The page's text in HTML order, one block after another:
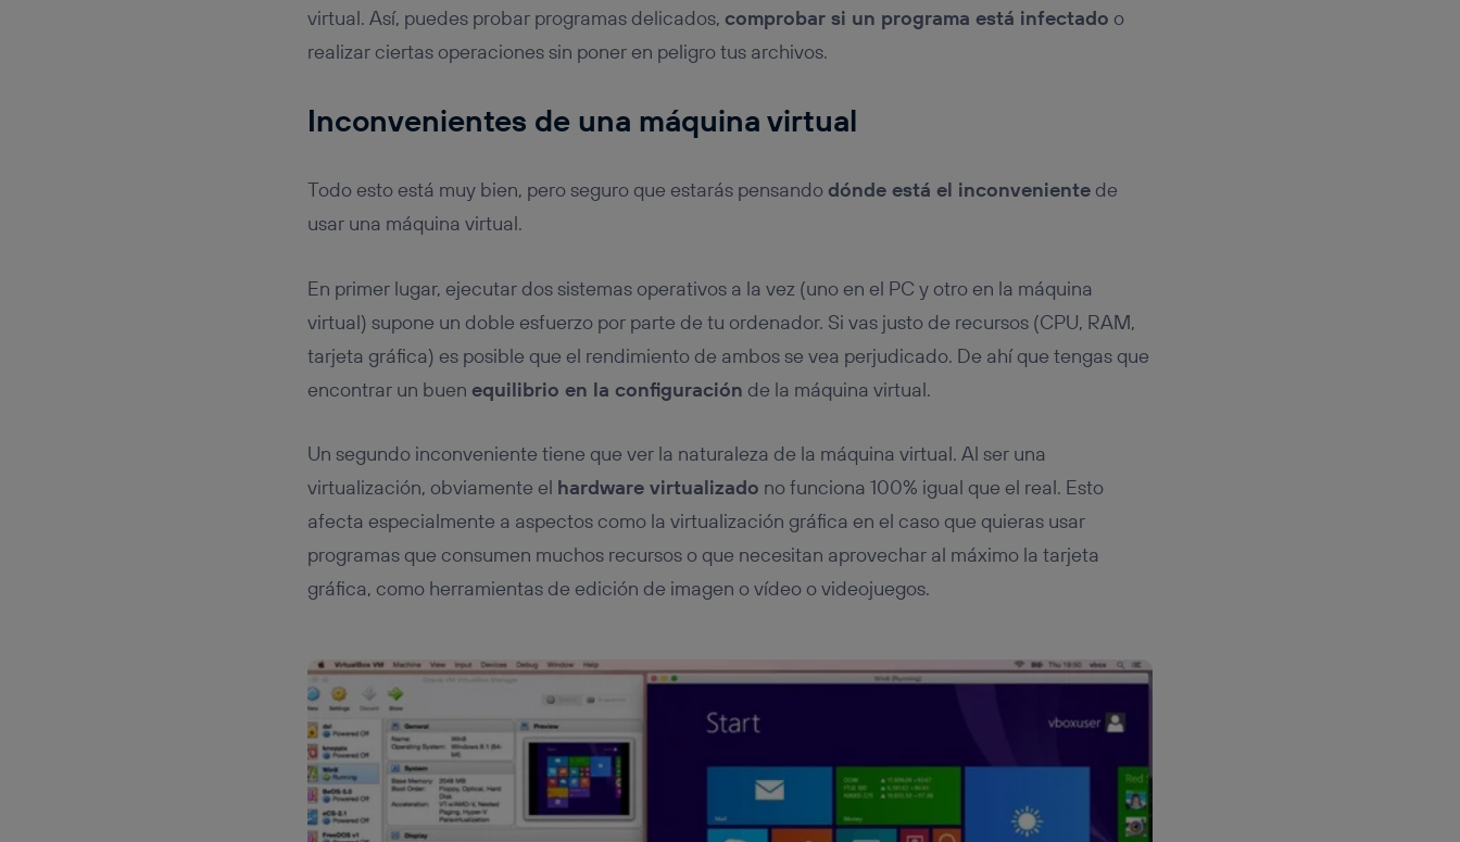
virtual. Así, puedes probar programas delicados, comprobar si un programa está infectado o
realizar ciertas operaciones sin poner en peligro tus archivos.
Inconvenientes de una máquina virtual
Todo esto está muy bien, pero seguro que estarás pensandodónde está el inconvenientede
usar una máquina virtual.
En primer lugar, ejecutar dos sistemas operativos a la vez (uno en el PC y otro en la máquina
virtual) supone un doble esfuerzo por parte de tu ordenador. Si vas justo de recursos (CPU, RAM,
tarjeta gráfica) es posible que el rendimiento de ambos se vea perjudicado. De ahí que tengas que
encontrar un buen equilibrio en la configuración de la máquina virtual.
Un segundo inconveniente tiene que ver la naturaleza de la máquina virtual. Al ser una
virtualización, obviamente el hardware virtualizado no funciona 100% igual que el real. Esto
afecta especialmente a aspectos como la virtualización gráfica en el caso que quieras usar
programas que consumen muchos recursos o que necesitan aprovechar al máximo la tarjeta
gráfica, como herramientas de edición de imagen o vídeo o videojuegos.